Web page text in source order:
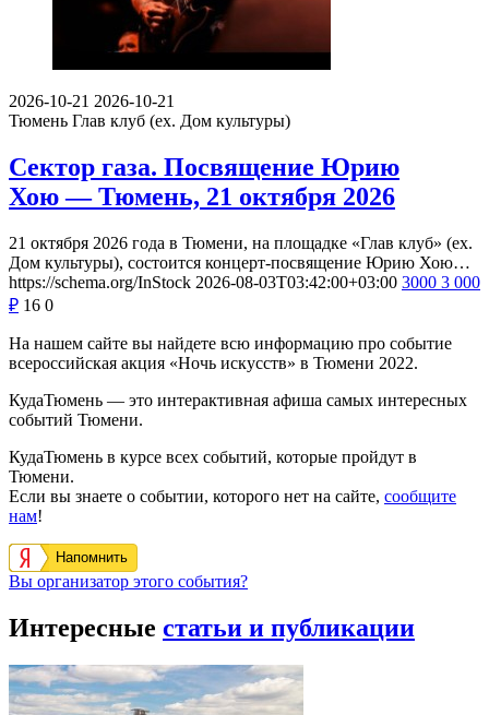
2026-10-21 2026-10-21
Тюмень Глав клуб (ex. Дом культуры)
Сектор газа. Посвящение Юрию
Хою — Тюмень, 21 октября 2026
21 октября 2026 года в Тюмени, на площадке «Глав клуб» (ex.
Дом культуры), состоится концерт-посвящение Юрию Хою…
https://schema.org/InStock 2026-08-03T03:42:00+03:00 3000 3 000
₽ 16 0
На нашем сайте вы найдете всю информацию про событие
всероссийская акция «Ночь искусств» в Тюмени 2022.
КудаТюмень — это интерактивная афиша самых интересных
событий Тюмени.
КудаТюмень в курсе всех событий, которые пройдут в
Тюмени.
Если вы знаете о событии, которого нет на сайте, сообщите
нам!
Напомнить
Вы организатор этого события?
Интересные статьи и публикации